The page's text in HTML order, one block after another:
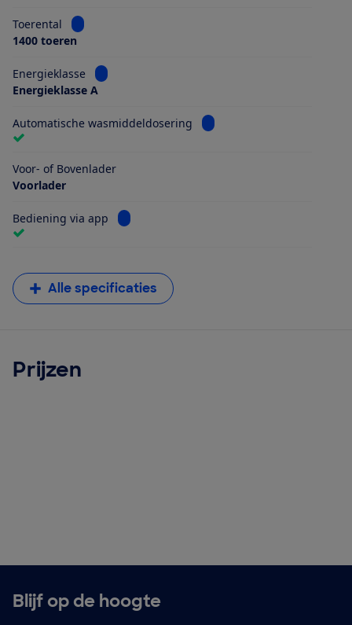
Toerental
Bekijk informatie voor Toerental
1400 toeren
Energieklasse
Bekijk informatie voor Energieklasse
Energieklasse A
Automatische wasmiddeldosering Bekijk informatie voor
Voor- of Bovenlader
Voorlader
Bediening via app Bekijk informatie voor Bediening via app
Alle specificaties
Prijzen
Blijf op de hoogte